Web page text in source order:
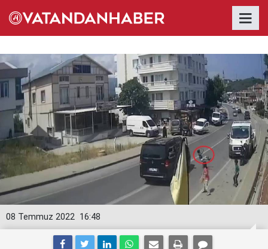
16:48
08 Temmuz 2022